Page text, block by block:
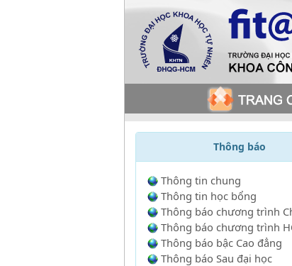
Thông báo
Thông tin chung
Thông tin học bổng
Thông báo chương trình
Thông báo chương trình
Thông báo bậc Cao đẳng
Thông báo Sau đại học